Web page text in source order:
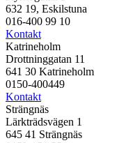
632 19, Eskilstuna
016-400 99 10
Kontakt
Katrineholm
Drottninggatan 11
641 30 Katrineholm
0150-400449
Kontakt
Strängnäs
Lärkträdsvägen 1
645 41 Strängnäs